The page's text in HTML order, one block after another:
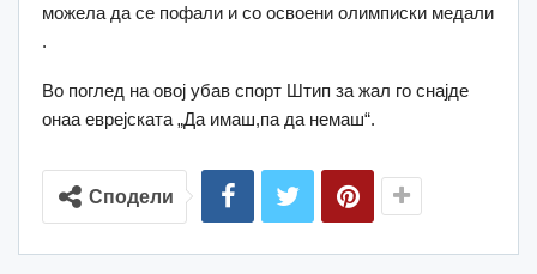
можела да се пофали и со освоени олимписки медали
.
Во поглед на овој убав спорт Штип за жал го снајде
онаа еврејската „Да имаш,па да немаш“.
Сподели